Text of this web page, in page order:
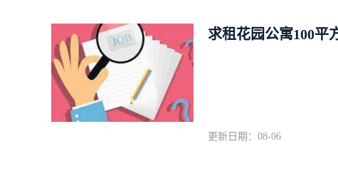
求租花园公寓100平
更新日期：08-06